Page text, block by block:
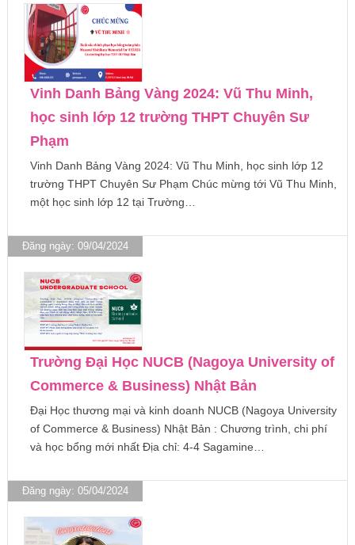
Vinh Danh Bảng Vàng 2024: Vũ Thu Minh,
học sinh lớp 12 trường THPT Chuyên Sư
Phạm
Vinh Danh Bảng Vàng 2024: Vũ Thu Minh, học sinh lớp 12
trường THPT Chuyên Sư Phạm Chúc mừng tới Vũ Thu Minh,
một học sinh lớp 12 tại Trường…
Đăng ngày: 09/04/2024
Trường Đại Học NUCB (Nagoya University of
Commerce & Business) Nhật Bản
Đại Học thương mại và kinh doanh NUCB (Nagoya University
of Commerce & Business) Nhật Bản : Chương trình, chi phí
và học bổng mới nhất Địa chỉ: 4-4 Sagamine…
Đăng ngày: 05/04/2024